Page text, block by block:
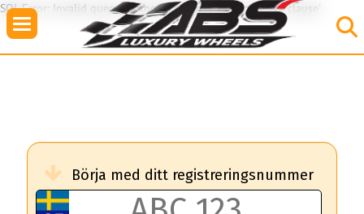
SQL Error: Invalid query: Unknown column 'TS8' in 'where clause'
Börja med ditt registreringsnummer